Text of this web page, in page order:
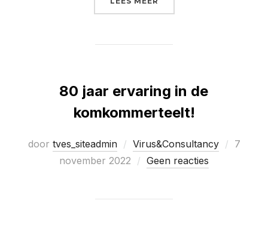
80 jaar ervaring in de
komkommerteelt!
door tves_siteadmin Virus&Consultancy
7
november 2022
Geen reacties